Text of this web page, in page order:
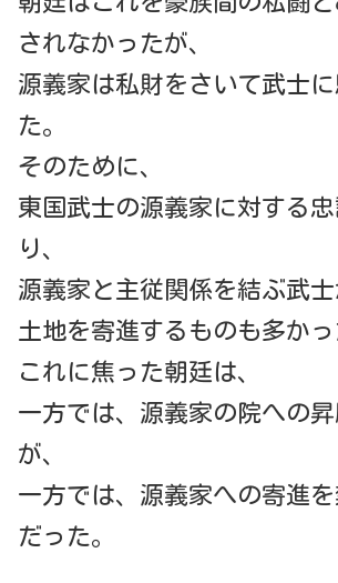
されなかったが、
源義家は私財をさいて武士に
た。
そのために、
東国武士の源義家に対する
り、
源義家と主従関係を結ぶ武士
土地を寄進するものも多かっ
これに焦った朝廷は、
一方では、源義家の院への
が、
一方では、源義家への寄進
だった。